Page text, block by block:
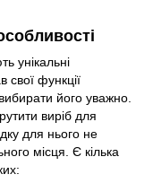
унікальні
функції
його уважно.
виріб для
для нього не
місця. Є кілька